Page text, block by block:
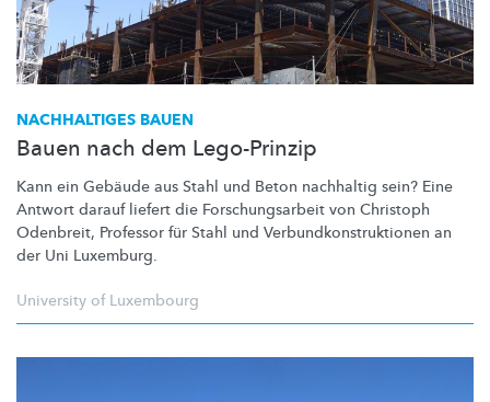
NACHHALTIGES BAUEN
Bauen nach dem Lego-Prinzip
Kann ein Gebäude aus Stahl und Beton nachhaltig sein? Eine
Antwort darauf liefert die Forschungsarbeit von Christoph
Odenbreit, Professor für Stahl und Verbundkonstruktionen an
der Uni Luxemburg.
University of Luxembourg